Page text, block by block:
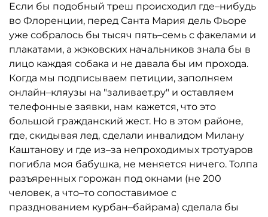
Если бы подобный треш происходил где–нибудь
во Флоренции, перед Санта Мария дель Фьоре
уже собралось бы тысяч пять–семь с факелами и
плакатами, а жэковских начальников знала бы в
лицо каждая собака и не давала бы им прохода.
Когда мы подписываем петиции, заполняем
онлайн–кляузы на "заливает.ру" и оставляем
телефонные заявки, нам кажется, что это
большой гражданский жест. Но в этом районе,
где, скидывая лед, сделали инвалидом Милану
Каштанову и где из–за непроходимых тротуаров
погибла моя бабушка, не меняется ничего. Толпа
разъяренных горожан под окнами (не 200
человек, а что–то сопоставимое с
празднованием курбан–байрама) сделала бы